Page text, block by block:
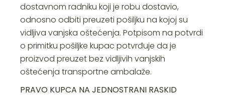
dostavnom radniku koji je robu dostavio,
odnosno odbiti preuzeti pošiljku na kojoj su
vidljiva vanjska oštećenja. Potpisom na potvrdi
o primitku pošiljke kupac potvrđuje da je
proizvod preuzet bez vidljivih vanjskih
oštećenja transportne ambalaže.
PRAVO KUPCA NA JEDNOSTRANI RASKID